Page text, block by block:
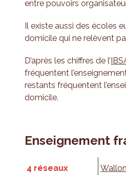
entre pouvoirs
Il existe aussi des écoles
domicile qui ne relèvent
D’après les chiffres de l’
fréquentent
restants fréquentent
domicile.
Enseignement
4 réseaux